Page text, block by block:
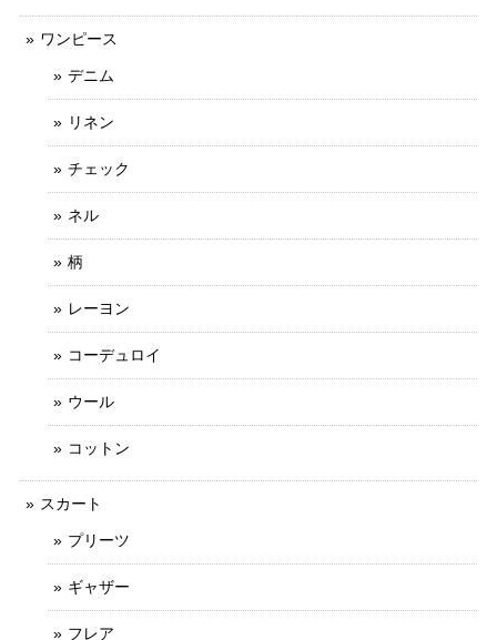
ワンピース
デニム
リネン
チェック
ネル
柄
レーヨン
コーデュロイ
ウール
コットン
スカート
プリーツ
ギャザー
フレア